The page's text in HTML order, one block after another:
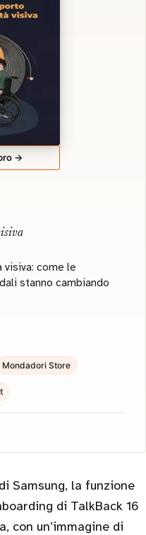
→
come le
stanno cambiando
Mondadori Store
Samsung, la funzione
di TalkBack 16
con un’immagine di